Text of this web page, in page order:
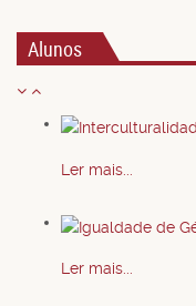
Alunos
Ler mais...
Ler mais...